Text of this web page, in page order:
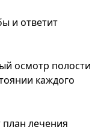
и ответит
осмотр полости
каждого
план лечения